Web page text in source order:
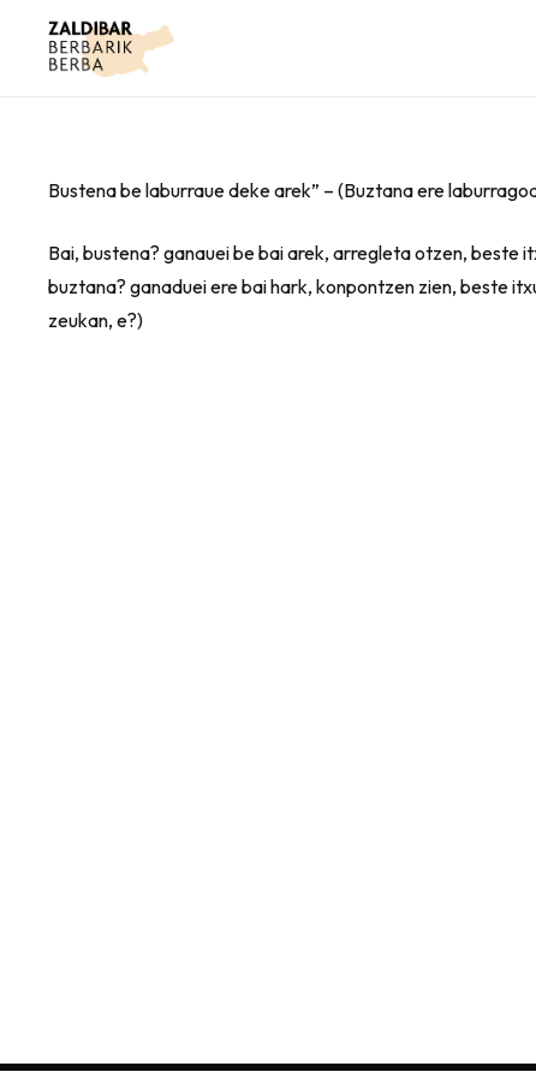
Bustena be laburraue deke arek” – (Buztana ere
Bai, bustena? ganauei be bai arek, arregleta otzen, beste
buztana? ganaduei ere bai hark, konpontzen zien, beste
zeukan, e?)